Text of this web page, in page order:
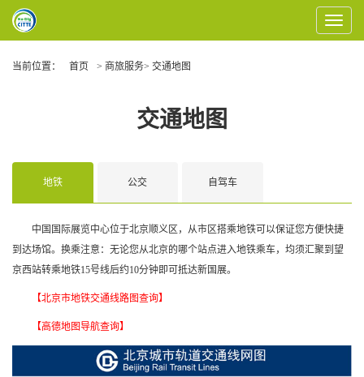
Toggle
当前位置：
首页 > 商旅服务> 交通地图
交通地图
地铁 公交 自驾车
中国国际展览中心位于北京顺义区，从市区搭乘地铁可以保证您方便快捷
到达场馆。换乘注意：无论您从北京的哪个站点进入地铁乘车，均须汇聚到望
京西站转乘地铁15号线后约10分钟即可抵达新国展。
【北京市地铁交通线路图查询】
【高德地图导航查询】